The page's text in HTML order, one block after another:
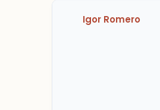
Igor Romero